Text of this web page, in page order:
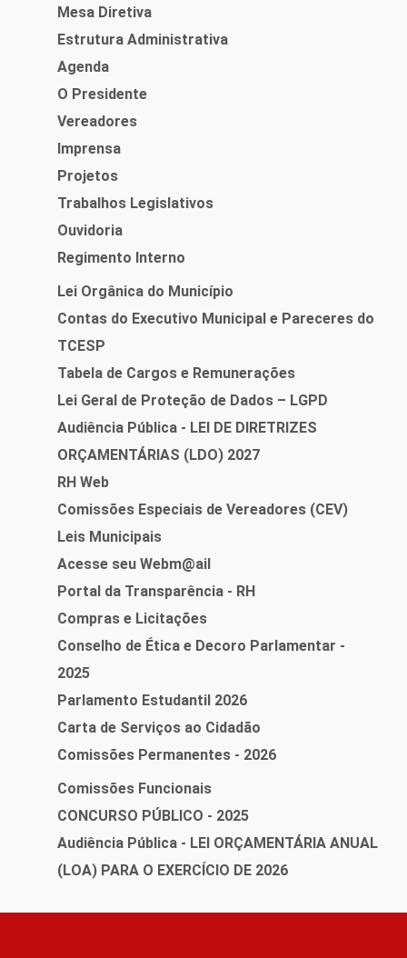
Mesa Diretiva
Estrutura Administrativa
Agenda
O Presidente
Vereadores
Imprensa
Projetos
Trabalhos Legislativos
Ouvidoria
Regimento Interno
Lei Orgânica do Município
Contas do Executivo Municipal e Pareceres do
TCESP
Tabela de Cargos e Remunerações
Lei Geral de Proteção de Dados – LGPD
Audiência Pública - LEI DE DIRETRIZES
ORÇAMENTÁRIAS (LDO) 2027
RH Web
Comissões Especiais de Vereadores (CEV)
Leis Municipais
Acesse seu Webm@ail
Portal da Transparência - RH
Compras e Licitações
Conselho de Ética e Decoro Parlamentar -
2025
Parlamento Estudantil 2026
Carta de Serviços ao Cidadão
Comissões Permanentes - 2026
Comissões Funcionais
CONCURSO PÚBLICO - 2025
Audiência Pública - LEI ORÇAMENTÁRIA ANUAL
(LOA) PARA O EXERCÍCIO DE 2026